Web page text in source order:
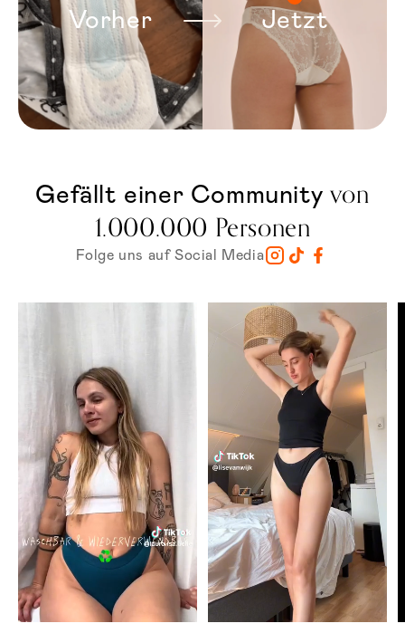
Vorher Jetzt
Gefällt einer Community von
1.000.000 Personen
Folge uns auf Social Media